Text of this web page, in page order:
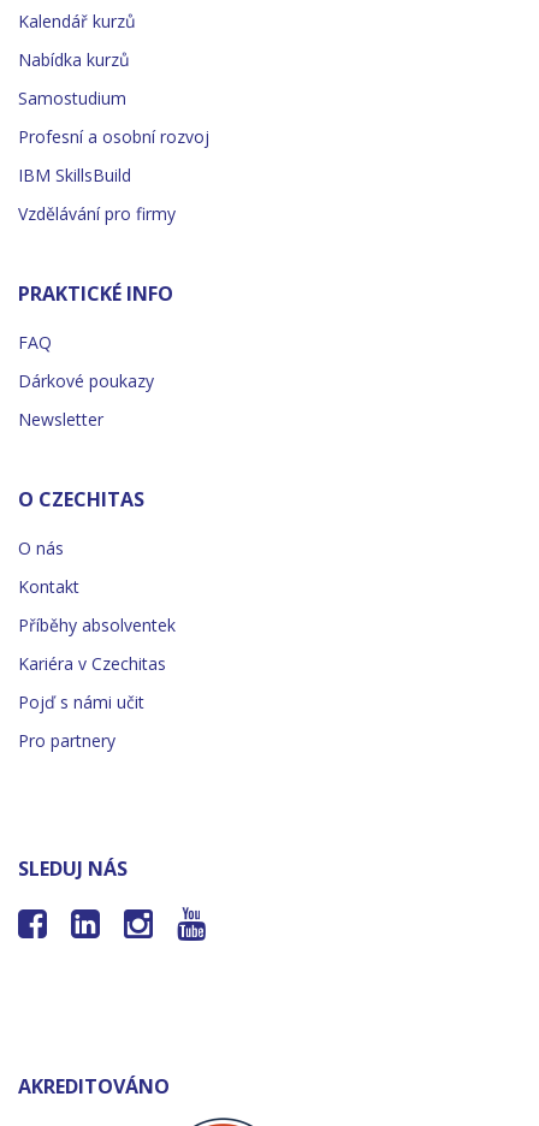
Kalendář kurzů
Nabídka kurzů
Samostudium
Profesní a osobní rozvoj
IBM SkillsBuild
Vzdělávání pro firmy
PRAKTICKÉ INFO
FAQ
Dárkové poukazy
Newsletter
O CZECHITAS
O nás
Kontakt
Příběhy absolventek
Kariéra v Czechitas
Pojď s námi učit
Pro partnery
SLEDUJ NÁS
   
AKREDITOVÁNO